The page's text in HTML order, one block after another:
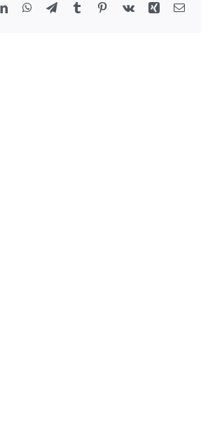
LinkedInWhatsApp
TelegramTumblr Pinterest
Vk XingE-